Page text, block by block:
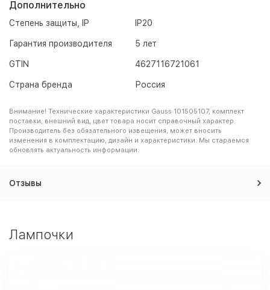
Дополнительно
Степень защиты, IP IP20
Гарантия производителя 5 лет
GTIN 4627116721061
Страна бренда Россия
Внимание! Технические характеристики Gauss 101505107, комплект
поставки, внешний вид, цвет товара носит справочный характер.
Производитель без обязательного извещения, может вносить
изменения в комплектацию, дизайн и характеристики. Мы стараемся
обновлять актуальность информации.
Отзывы
Лампочки